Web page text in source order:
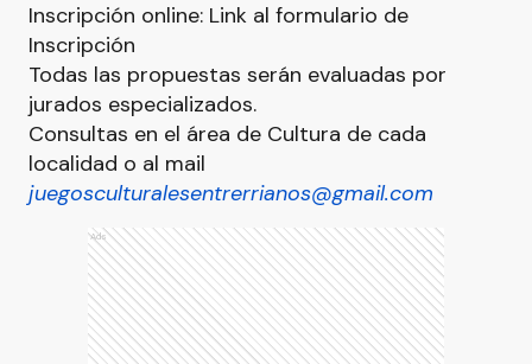
Inscripción online: Link al formulario de
Inscripción
Todas las propuestas serán evaluadas por
jurados especializados.
Consultas en el área de Cultura de cada
localidad o al mail
juegosculturalesentrerrianos@gmail.com
Ads